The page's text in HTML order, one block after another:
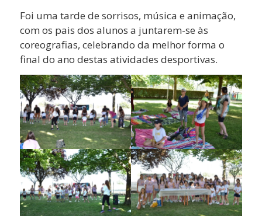
Foi uma tarde de sorrisos, música e animação,
com os pais dos alunos a juntarem-se às
coreografias, celebrando da melhor forma o
final do ano destas atividades desportivas.